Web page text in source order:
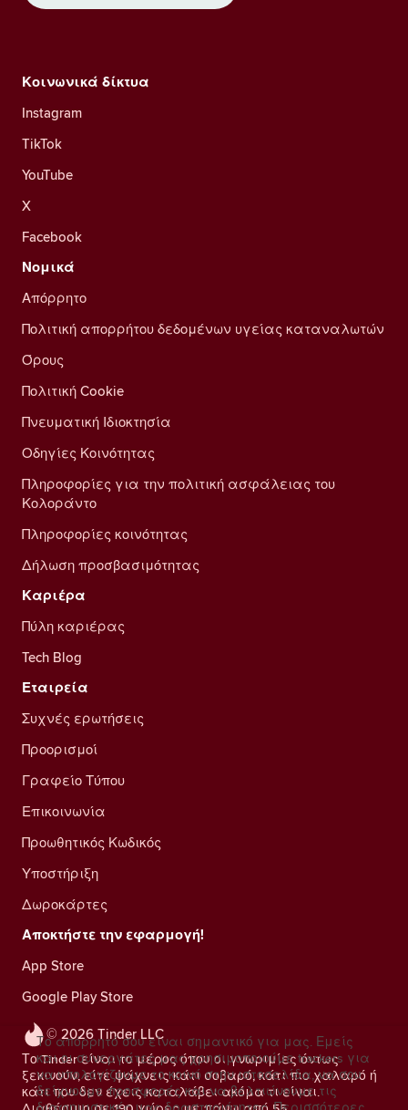
© 2026 Tinder LLC
Το Tinder είναι το μέρος όπου οι γνωριμίες όντως
ξεκινούν, είτε ψάχνεις κάτι σοβαρό, κάτι πιο χαλαρό ή
κάτι που δεν έχεις καταλάβει ακόμα τι είναι.
Κοινωνικά δίκτυα
Instagram
TikTok
YouTube
X
Facebook
Νομικά
Απόρρητο
Πολιτική απορρήτου δεδομένων υγείας καταναλωτών
Όρους
Πολιτική Cookie
Πνευματική Ιδιοκτησία
Οδηγίες Κοινότητας
Πληροφορίες για την πολιτική ασφάλειας του
Κολοράντο
Πληροφορίες κοινότητας
Δήλωση προσβασιμότητας
Καριέρα
Πύλη καριέρας
Tech Blog
Εταιρεία
Συχνές ερωτήσεις
Προορισμοί
Γραφείο Τύπου
Επικοινωνία
Προωθητικός Κωδικός
Υποστήριξη
Δωροκάρτες
Αποκτήστε την εφαρμογή!
App Store
Google Play Store
Το απόρρητό σου είναι σημαντικό για μας. Εμείς
και οι συνεργάτες μας χρησιμοποιούμε trackers για
να υπολογίζουμε το κοινό στην ιστοσελίδα, να σου
δείχνουμε προσφορές και να βελτιώνουμε τις